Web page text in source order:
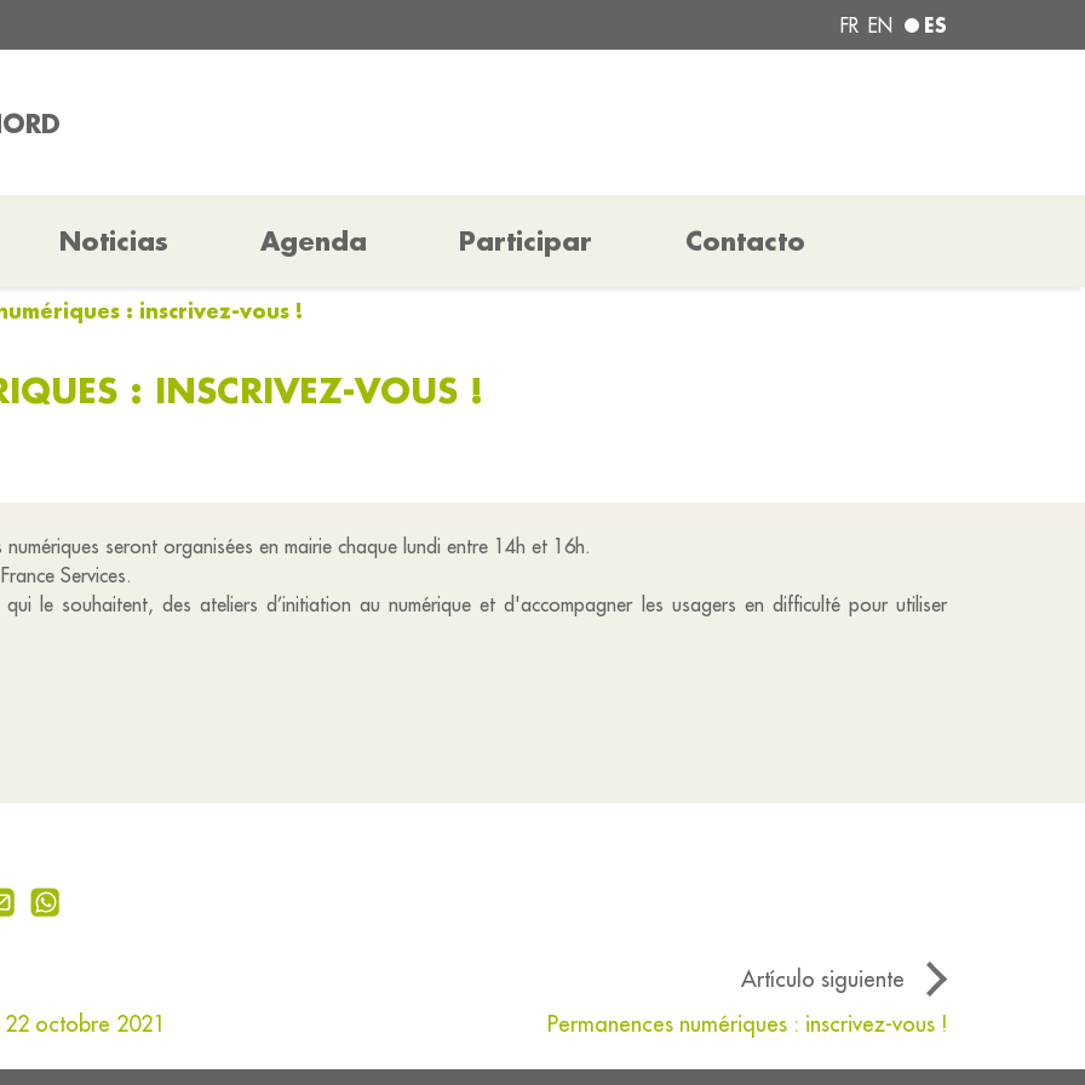
FR EN ES
Noticias Agenda Participar Contacto
: inscrivez-vous !
: INSCRIVEZ-VOUS !
seront organisées en mairie chaque lundi entre 14h et 16h.
Services.
le souhaitent, des ateliers d’initiation au numérique et d'accompagner les usagers en difficulté pour utiliser
Artículo siguiente
octobre 2021
Permanences numériques : inscrivez-vous !